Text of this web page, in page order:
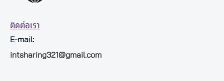
ติดต่อเรา
E-mail:
intsharing321@gmail.com